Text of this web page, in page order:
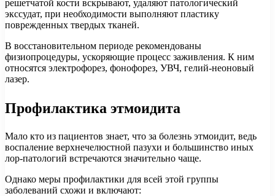
решетчатой кости вскрывают, удаляют патологический
экссудат, при необходимости выполняют пластику
поврежденных твердых тканей.
В восстановительном периоде рекомендованы
физиопроцедуры, ускоряющие процесс заживления. К ним
относятся электрофорез, фонофорез, УВЧ, гелий-неоновый
лазер.
Профилактика этмоидита
Мало кто из пациентов знает, что за болезнь этмоидит, ведь
воспаление верхнечелюстной пазухи и большинство иных
лор-патологий встречаются значительно чаще.
Однако меры профилактики для всей этой группы
заболеваний схожи и включают: